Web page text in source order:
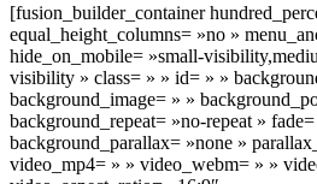
[fusion_builder_container
equal_height_columns= »no »
hide_on_mobile= »small-
visibility » class= » » id= » »
background_image= » »
background_repeat= »no-repeat »
background_parallax= »none »
video_mp4= » » video_webm= » »